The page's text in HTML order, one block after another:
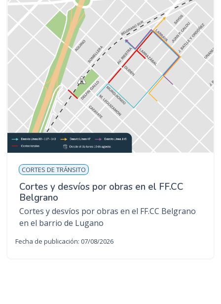
CORTES DE TRÁNSITO
Cortes y desvíos por obras en el FF.CC
Belgrano
Cortes y desvíos por obras en el FF.CC Belgrano
en el barrio de Lugano
Fecha de publicación: 07/08/2026